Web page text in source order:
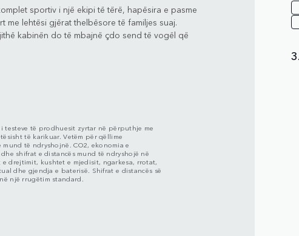
sportiv i një ekipi të tërë, hapësira e pasme
me lehtësi gjërat thelbësore të familjes suaj.
kabinën do të mbajnë çdo send të vogël që
testeve të prodhuesit zyrtar në përputhje me
të karikuar. Vetëm për qëllime
të ndryshojnë. CO2, ekonomia e
shifrat e distancës mund të ndryshojë në
drejtimit, kushtet e mjedisit, ngarkesa, rrotat,
dhe gjendja e baterisë. Shifrat e distancës së
një rrugëtim standard.